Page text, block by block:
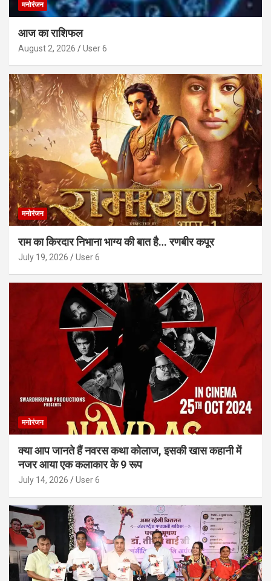
मनोरंजन
आज का राशिफल
August 2, 2026 User 6
मनोरंजन
राम का किरदार निभाना भाग्य की बात है… रणबीर कपूर
July 19, 2026 User 6
मनोरंजन
क्या आप जानते हैं नवरस कथा कोलाज, इसकी खास कहानी में
नजर आया एक कलाकार के 9 रूप
July 14, 2026 User 6